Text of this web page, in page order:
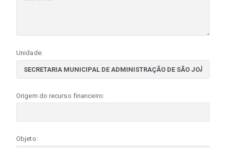
Unidade:
Origem do recurso financeiro:
Objeto: